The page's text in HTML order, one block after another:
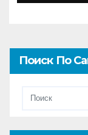
Поиск По